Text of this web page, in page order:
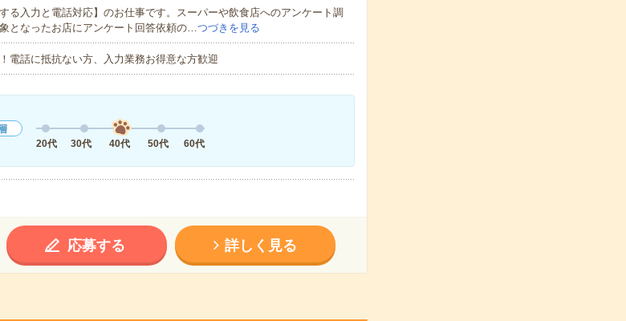
る入力と電話対応】のお仕事です。スーパーや飲食店へのアンケート調
となったお店にアンケート回答依頼の…つづきを見る
電話に抵抗ない方、入力業務お得意な方歓迎
20代
30代 40代 50代 60代
応募する 詳しく見る